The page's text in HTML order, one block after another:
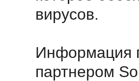
вирусов.
Информация
партнером